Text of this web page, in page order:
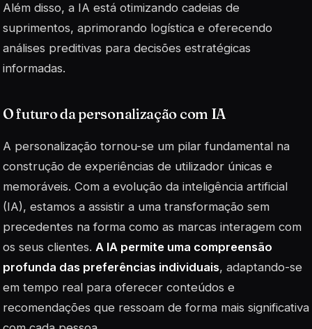
Além disso, a IA está otimizando cadeias de
suprimentos, aprimorando logística e oferecendo
análises preditivas para decisões estratégicas
informadas.
O futuro da personalização com IA
A personalização tornou-se um pilar fundamental na
construção de experiências de utilizador únicas e
memoráveis. Com a evolução da inteligência artificial
(IA), estamos a assistir a uma transformação sem
precedentes na forma como as marcas interagem com
os seus clientes. A IA permite uma compreensão
profunda das preferências individuais, adaptando-se
em tempo real para oferecer conteúdos e
recomendações que ressoam de forma mais significativa